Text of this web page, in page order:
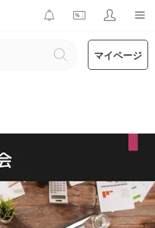
マイページ